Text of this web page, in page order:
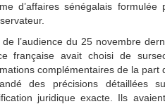
d’affaires sénégalais
de l’audience du 25 novembre
française avait choisi de
complémentaires de la part
des précisions détaillées
juridique exacte. Ils